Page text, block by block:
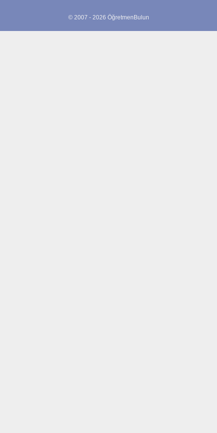
© 2007 - 2026 ÖğretmenBulun